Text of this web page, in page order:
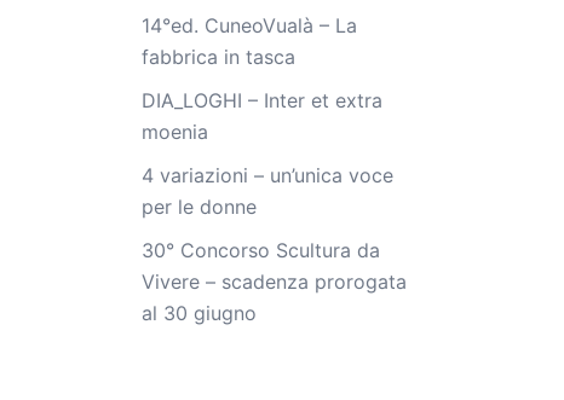
14°ed. CuneoVualà – La
fabbrica in tasca
DIA_LOGHI – Inter et extra
moenia
4 variazioni – un’unica voce
per le donne
30° Concorso Scultura da
Vivere – scadenza prorogata
al 30 giugno